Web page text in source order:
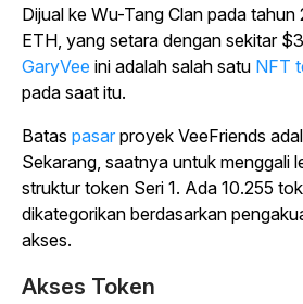
Dijual ke Wu-Tang Clan pada tahun
ETH, yang setara dengan sekitar
GaryVee ini adalah salah satu NFT
pada saat itu.
Batas pasar proyek VeeFriends
Sekarang, saatnya untuk menggali
struktur token Seri 1. Ada 10.255
dikategorikan berdasarkan
akses.
Akses Token